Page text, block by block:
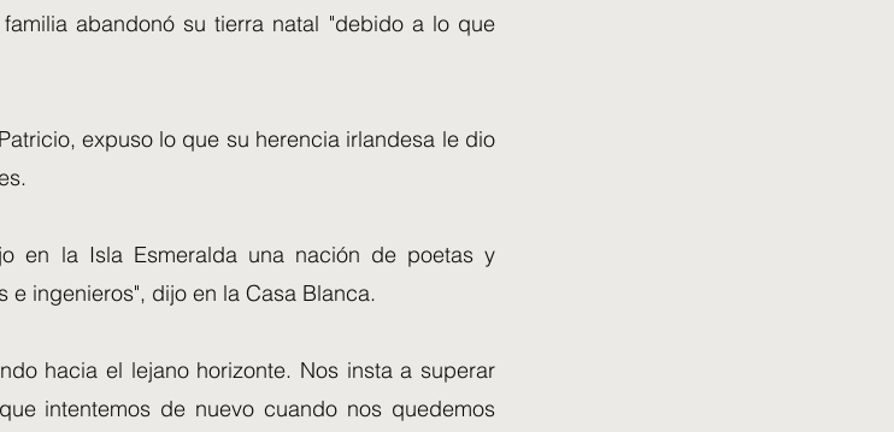
abandonó su tierra natal "debido a lo que
expuso lo que su herencia irlandesa le dio
en la Isla Esmeralda una nación de poetas y
e ingenieros", dijo en la Casa Blanca.
hacia el lejano horizonte. Nos insta a superar
intentemos de nuevo cuando nos quedemos